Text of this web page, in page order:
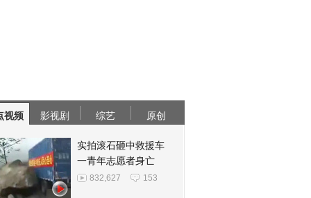
视频 影视剧 综艺 原创
实拍滚石砸中救援车
一青年志愿者身亡
832,627 153